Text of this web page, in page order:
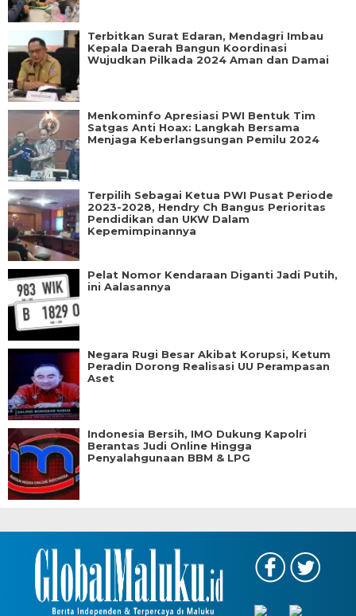
Terbitkan Surat Edaran, Mendagri Imbau
Kepala Daerah Bangun Koordinasi
Wujudkan Pilkada 2024 Aman dan Damai
Menkominfo Apresiasi PWI Bentuk Tim
Satgas Anti Hoax: Langkah Bersama
Menjaga Keberlangsungan Pemilu 2024
Terpilih Sebagai Ketua PWI Pusat Periode
2023-2028, Hendry Ch Bangus Perioritas
Pendidikan dan UKW Dalam
Kepemimpinannya
Pelat Nomor Kendaraan Diganti Jadi Putih,
ini Aalasannya
Negara Rugi Besar Akibat Korupsi, Ketum
Peradin Dorong Realisasi UU Perampasan
Aset
Indonesia Bersih, IMO Dukung Kapolri
Berantas Judi Online Hingga
Penyalahgunaan BBM & LPG